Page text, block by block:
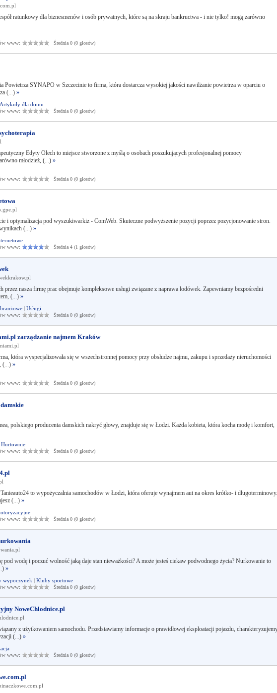
ratunkowy dla biznesmenów i osób prywatnych, które są na skraju bankructwa - i nie tylko! mogą zarówno
www:
Średnia 0 (0 głosów)
Powietrza SYNAPO w Szczecinie to firma, która dostarcza wysokiej jakości nawilżanie powietrza w oparciu o
(...) »
Artykuły dla domu
www:
Średnia 0 (0 głosów)
Edyty Olech to miejsce stworzone z myślą o osobach poszukujących profesjonalnej pomocy
młodzież, (...) »
www:
Średnia 0 (0 głosów)
i optymalizacja pod wyszukiwarkiz - ComWeb. Skuteczne podwyższenie pozycji poprzez pozycjonowanie stron.
(...) »
www:
Średnia 4 (1 głosów)
przez nasza firmę prac obejmuje kompleksowe usługi związane z naprawa lodówek. Zapewniamy bezpośredni
(...) »
| Usługi
www:
Średnia 0 (0 głosów)
zarządzanie najmem Kraków
która wyspecjalizowała się w wszechstronnej pomocy przy obsłudze najmu, zakupu i sprzedaży nieruchomości
(...) »
www:
Średnia 0 (0 głosów)
polskiego producenta damskich nakryć głowy, znajduje się w Łodzi. Każda kobieta, która kocha modę i komfort,
www:
Średnia 0 (0 głosów)
to wypożyczalnia samochodów w Łodzi, która oferuje wynajmem aut na okres krótko- i długoterminowy.
(...) »
www:
Średnia 0 (0 głosów)
pod wodę i poczuć wolność jaką daje stan nieważkości? A może jesteś ciekaw podwodnego życia? Nurkowanie to
»
wypoczynek | Kluby sportowe
www:
Średnia 0 (0 głosów)
NoweChlodnice.pl
z użytkowaniem samochodu. Przedstawiamy informacje o prawidłowej eksploatacji pojazdu,
(...) »
www:
Średnia 0 (0 głosów)